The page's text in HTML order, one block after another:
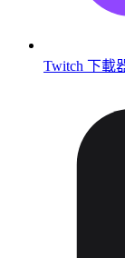
Twitch 下載